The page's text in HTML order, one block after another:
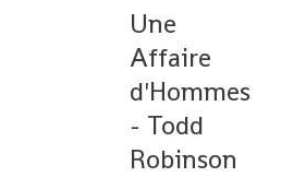
Une
Affaire
d'Hommes
- Todd
Robinson